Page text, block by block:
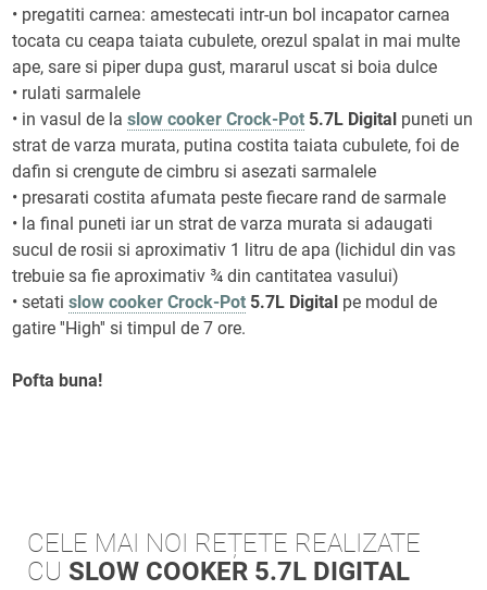
• pregatiti carnea: amestecati intr-un bol incapator carnea
tocata cu ceapa taiata cubulete, orezul spalat in mai multe
ape, sare si piper dupa gust, mararul uscat si boia dulce
• rulati sarmalele
• in vasul de laslow cooker Crock-Pot 5.7L Digital puneti un
strat de varza murata, putina costita taiata cubulete, foi de
dafin si crengute de cimbru si asezati sarmalele
• presarati costita afumata peste fiecare rand de sarmale
• la final puneti iar un strat de varza murata si adaugati
sucul de rosii si aproximativ 1 litru de apa (lichidul din vas
trebuie sa fie aproximativ ¾ din cantitatea vasului)
• setatislow cooker Crock-Pot 5.7L Digital pe modul de
gatire ''High'' si timpul de 7 ore.
Pofta buna!
CELE MAI NOI REȚETE REALIZATE
CU SLOW COOKER 5.7L DIGITAL